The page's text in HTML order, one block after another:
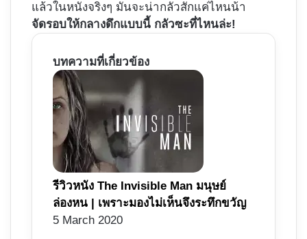
แล้วในหนังจริงๆ มันจะน่ากลัวสักแค่ไหนน้า
จัดรอบให้กลางดึกแบบนี้ กลัวซะที่ไหนล่ะ!
บทความที่เกี่ยวข้อง
รีวิวหนัง The Invisible Man มนุษย์
ล่องหน | เพราะมองไม่เห็นจึงระทึกขวัญ
5 March 2020